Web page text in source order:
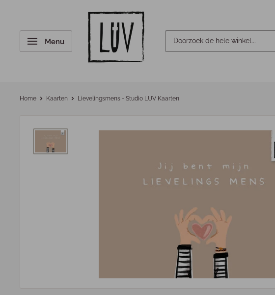
Menu
Home Kaarten Lievelingsmens - Studio LUV Kaarten